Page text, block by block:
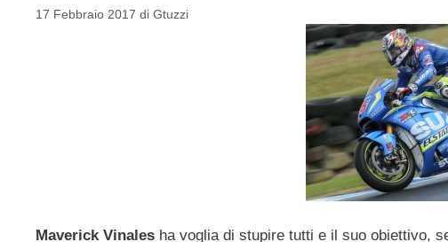
17 Febbraio 2017 di Gtuzzi
Maverick Vinales ha voglia di stupire tutti e il suo obiettivo,